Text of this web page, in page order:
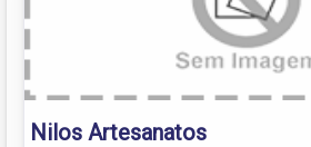
Nilos Artesanatos